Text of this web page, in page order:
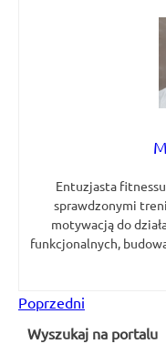
Entuzjasta
sprawdzonymi
motywacją do
funkcjonalnych,
Poprzedni
Wyszukaj na portalu